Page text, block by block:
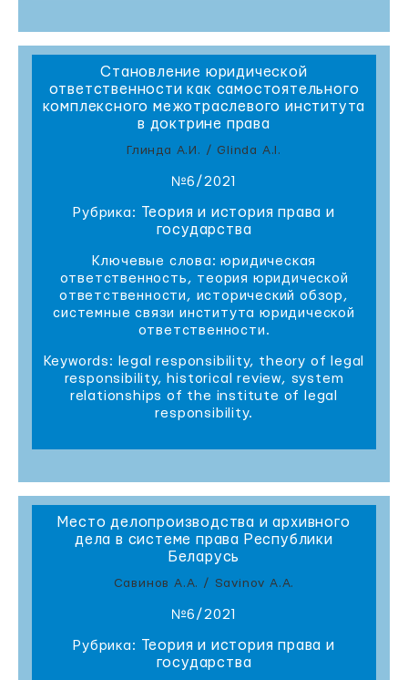
Становление юридической
ответственности как самостоятельного
комплексного межотраслевого института
в доктрине права
Глинда А.И. / Glinda A.I.
№6/2021
Рубрика: Теория и история права и
государства
Ключевые слова: юридическая
ответственность, теория юридической
ответственности, исторический обзор,
системные связи института юридической
ответственности.
Keywords: legal responsibility, theory of legal
responsibility, historical review, system
relationships of the institute of legal
responsibility.
Место делопроизводства и архивного
дела в системе права Республики
Беларусь
Савинов А.А. / Savinov A.A.
№6/2021
Рубрика: Теория и история права и
государства